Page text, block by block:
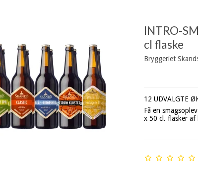
INTRO-
cl flaske
Bryggeriet
12 UDVALGTE
Få en
x 50 cl. flasker